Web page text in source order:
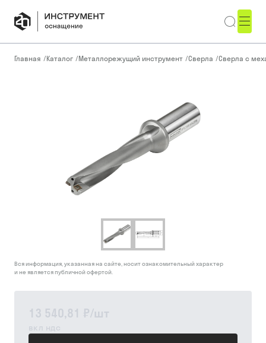
Главная /Каталог /Металлорежущий инструмент /Сверла /Сверла с
13 540,81 ₽/шт
вкл ндс
Вся информация, указанная на сайте, носит ознакомительный характер
и не является публичной офертой.